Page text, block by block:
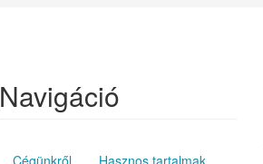
Navigáció
Cégünkről Hasznos tartalmak